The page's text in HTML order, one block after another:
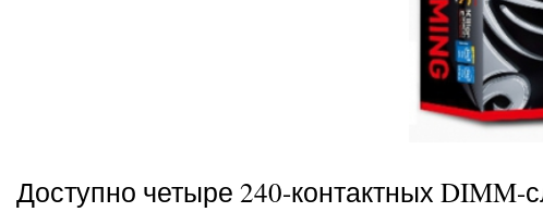
Доступно четыре 240-контактных DIMM-